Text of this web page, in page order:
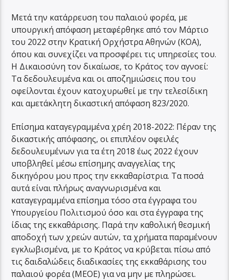
Μετά την κατάρρευση του παλαιού φορέα, με
υπουργική απόφαση μεταφέρθηκε από τον Μάρτιο
του 2022 στην Κρατική Ορχήστρα Αθηνών (ΚΟΑ),
όπου και συνεχίζει να προσφέρει τις υπηρεσίες του.
Η Δικαιοσύνη τον δικαίωσε, το Κράτος τον αγνοεί:
Τα δεδουλευμένα και οι αποζημιώσεις που του
οφείλονται έχουν κατοχυρωθεί με την τελεσίδικη
και αμετάκλητη δικαστική απόφαση 823/2020.
Επίσημα καταγεγραμμένα χρέη 2018-2022: Πέραν της
δικαστικής απόφασης, οι επιπλέον οφειλές
δεδουλευμένων για τα έτη 2018 έως 2022 έχουν
υποβληθεί μέσω επίσημης αναγγελίας της
δικηγόρου μου προς την εκκαθαρίστρια. Τα ποσά
αυτά είναι πλήρως αναγνωρισμένα και
καταγεγραμμένα επίσημα τόσο στα έγγραφα του
Υπουργείου Πολιτισμού όσο και στα έγγραφα της
ίδιας της εκκαθάρισης. Παρά την καθολική θεσμική
αποδοχή των χρεών αυτών, τα χρήματα παραμένουν
εγκλωβισμένα, με το Κράτος να κρύβεται πίσω από
τις δαιδαλώδεις διαδικασίες της εκκαθάρισης του
παλαιού φορέα (ΜΕΟΕ) για να μην με πληρώσει.